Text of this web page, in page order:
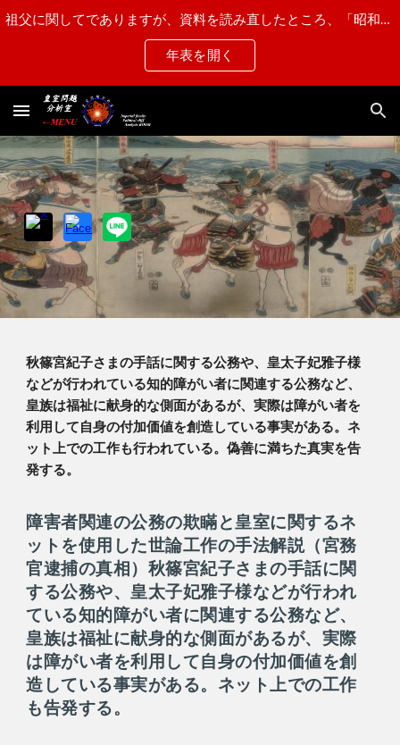
祖父に関してでありますが、資料を読み直したところ、「昭和15年第一乙種と認定され"近衛師団第一連隊"に配属された」との記述がある事から、"甲種合格"から"第一乙種"に訂正させて頂きます。
年表を開く
秋篠宮紀子さまの手話に関する公務や、皇太子妃雅子様
などが行われている知的障がい者に関連する公務など、
皇族は福祉に献身的な側面があるが、実際は障がい者を
利用して自身の付加価値を創造している事実がある。ネ
ット上での工作も行われている。偽善に満ちた真実を告
発する。
障害者関連の公務の欺瞞と皇室に関するネ
ットを使用した世論工作の手法解説（宮務
官逮捕の真相）秋篠宮紀子さまの手話に関
する公務や、皇太子妃雅子様などが行われ
ている知的障がい者に関連する公務など、
皇族は福祉に献身的な側面があるが、実際
は障がい者を利用して自身の付加価値を創
造している事実がある。ネット上での工作
も告発する。